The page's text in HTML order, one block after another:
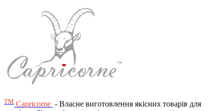
ТМ Capricorne - Власне виготовлення якісних товарів для